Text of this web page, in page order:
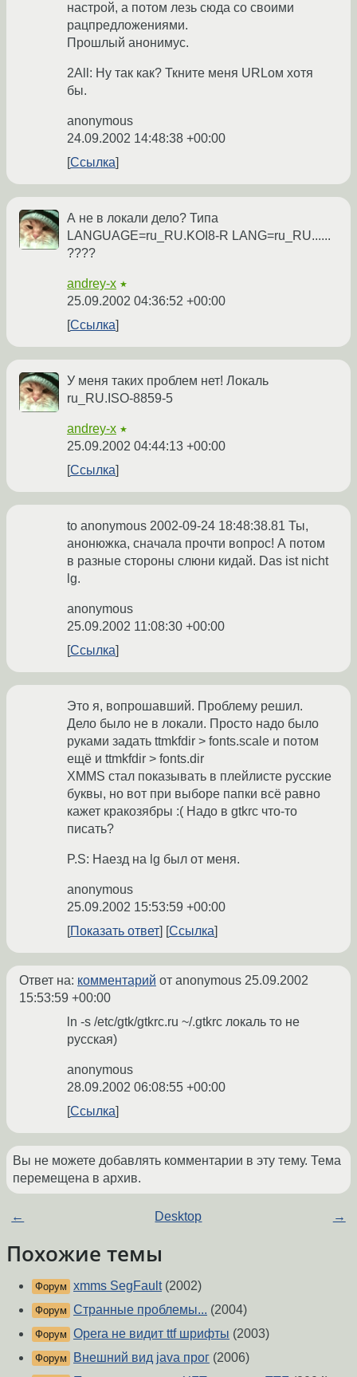
настрой, а потом лезь сюда со своими
рацпредложениями.
Прошлый анонимус.
2Аll: Ну так как? Ткните меня URLом хотя
бы.
anonymous
24.09.2002 14:48:38 +00:00
Ссылка
А не в локали дело? Типа
LANGUAGE=ru_RU.KOI8-R LANG=ru_RU......
????
andrey-x ★
25.09.2002 04:36:52 +00:00
Ссылка
У меня таких проблем нет! Локаль
ru_RU.ISO-8859-5
andrey-x ★
25.09.2002 04:44:13 +00:00
Ссылка
to anonymous 2002-09-24 18:48:38.81 Ты,
анонюжка, сначала прочти вопрос! А потом
в разные стороны слюни кидай. Das ist nicht
lg.
anonymous
25.09.2002 11:08:30 +00:00
Ссылка
Это я, вопрошавший. Проблему решил.
Дело было не в локали. Просто надо было
руками задать ttmkfdir > fonts.scale и потом
ещё и ttmkfdir > fonts.dir
XMMS стал показывать в плейлисте русские
буквы, но вот при выборе папки всё равно
кажет кракозябры :( Надо в gtkrc что-то
писать?
P.S: Наезд на lg был от меня.
anonymous
25.09.2002 15:53:59 +00:00
Показать ответ
Ссылка
Ответ на: комментарий от anonymous 25.09.2002
15:53:59 +00:00
ln -s /etc/gtk/gtkrc.ru ~/.gtkrc локаль то не
русская)
anonymous
28.09.2002 06:08:55 +00:00
Ссылка
Вы не можете добавлять комментарии в эту тему. Тема
перемещена в архив.
← Desktop →
Похожие темы
Форум xmms SegFault(2002)
Форум Странные проблемы... (2004)
Форум Opera не видит ttf шрифты (2003)
Форум Внешний вид java прог (2006)